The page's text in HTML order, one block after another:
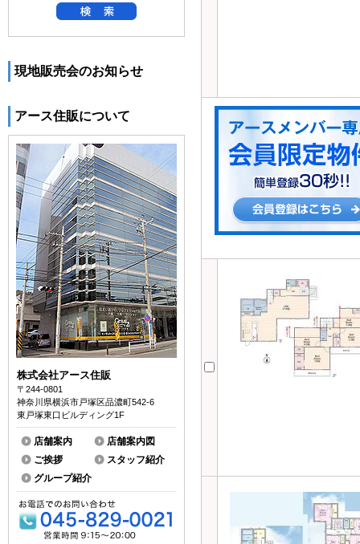
現地販売会のお知らせ
アース住販について
株式会社アース住販
〒244-0801
神奈川県横浜市戸塚区品濃町542-6
東戸塚東口ビルディング1F
店舗案内
店舗案内図
ご挨拶
スタッフ紹介
グループ紹介